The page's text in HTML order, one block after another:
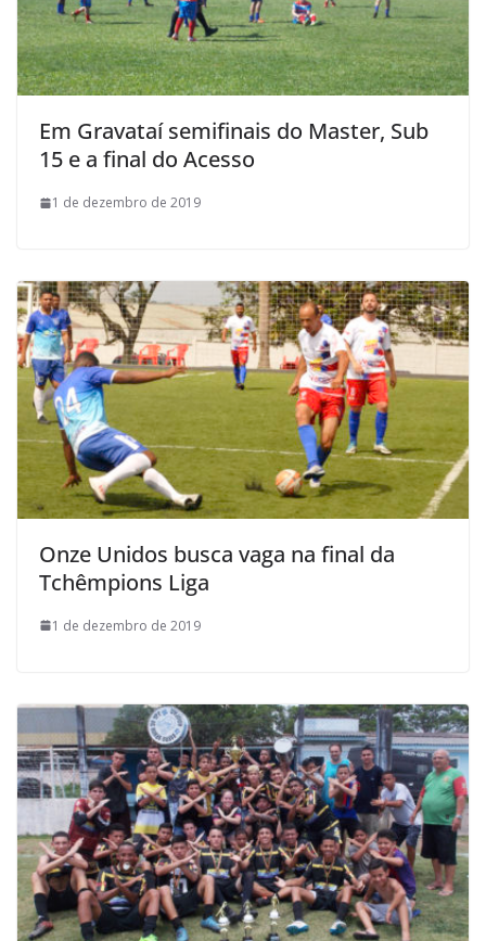
Em Gravataí semifinais do Master, Sub
15 e a final do Acesso
1 de dezembro de 2019
Onze Unidos busca vaga na final da
Tchêmpions Liga
1 de dezembro de 2019